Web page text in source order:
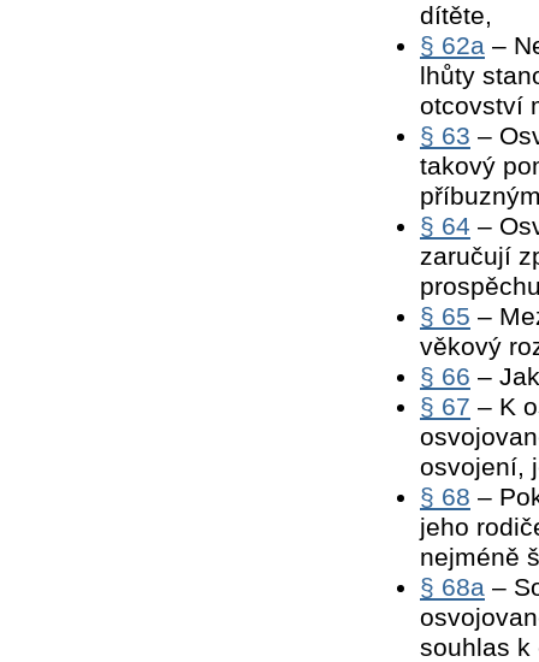
dítěte,
§ 62a–
lhůty
otcovství
§ 63 –
takový
§ 64 –
zaručují
§ 65 –
věkový
§ 66 –
§ 67 – K
osvojení,
§ 68 –
jeho
nejméně
§ 68a–
souhlas k